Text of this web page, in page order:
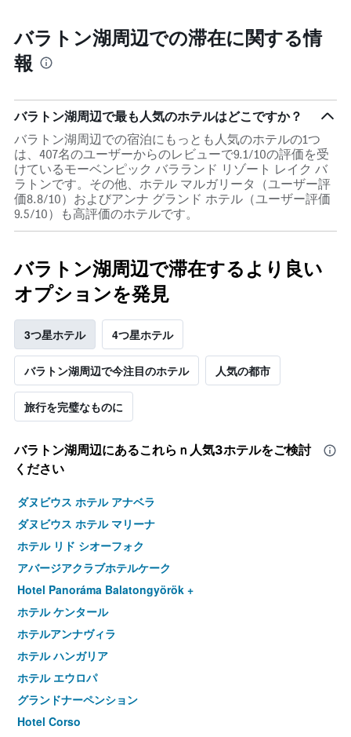
バラトン湖周辺での滞在に関する情
報
バラトン湖周辺で最も人気のホテルはどこですか？
バラトン湖周辺での宿泊にもっとも人気のホテルの1つ
は、407名のユーザーからのレビューで9.1/10の評価を受
けているモーベンピック バラランド リゾート レイク バ
ラトンです。その他、ホテル マルガリータ（ユーザー評
価8.8/10）およびアンナ グランド ホテル（ユーザー評価
9.5/10）も高評価のホテルです。
バラトン湖周辺で滞在するより良い
オプションを発見
3つ星ホテル 4つ星ホテル
バラトン湖周辺で今注目のホテル 人気の都市
旅行を完璧なものに
バラトン湖周辺​にあるこれらｎ人気3ホテルをご検討
ください
ダヌビウス ホテル アナベラ
ダヌビウス ホテル マリーナ
ホテル リド シオーフォク
アバージアクラブホテルケーク
Hotel Panoráma Balatongyörök +
ホテル ケンタール
ホテルアンナヴィラ
ホテル ハンガリア
ホテル エウロパ
グランドナーペンション
Hotel Corso